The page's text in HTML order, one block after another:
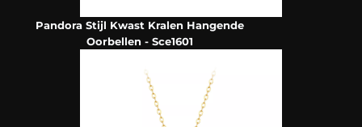
Pandora Stijl Kwast Kralen Hangende
Oorbellen - Sce1601